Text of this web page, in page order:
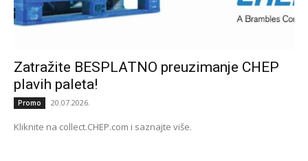
Zatražite BESPLATNO preuzimanje CHEP
plavih paleta!
Promo 20.07.2026.
Kliknite na collect.CHEP.com i saznajte više.